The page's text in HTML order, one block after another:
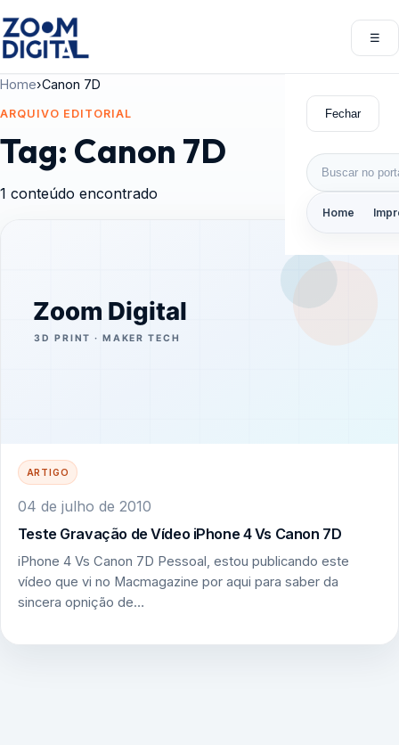
☰
Fechar
Buscar por:
Home
Home›Canon 7D
ARQUIVO EDITORIAL
Tag: Canon 7D
1 conteúdo encontrado
ARTIGO
04 de julho de 2010
Teste Gravação de Vídeo iPhone 4 Vs Canon 7D
iPhone 4 Vs Canon 7D Pessoal, estou publicando este
vídeo que vi no Macmagazine por aqui para saber da
sincera opnição de…